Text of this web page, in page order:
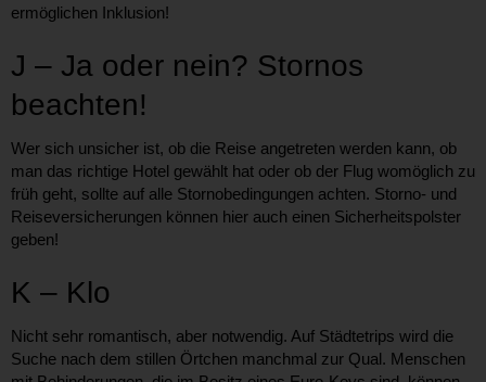
ermöglichen Inklusion!
J – Ja oder nein? Stornos
beachten!
Wer sich unsicher ist, ob die Reise angetreten werden kann, ob
man das richtige Hotel gewählt hat oder ob der Flug womöglich zu
früh geht, sollte auf alle Stornobedingungen achten. Storno- und
Reiseversicherungen können hier auch einen Sicherheitspolster
geben!
K – Klo
Nicht sehr romantisch, aber notwendig. Auf Städtetrips wird die
Suche nach dem stillen Örtchen manchmal zur Qual. Menschen